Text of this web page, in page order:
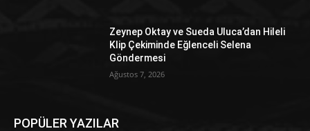
Zeynep Oktay ve Sueda Uluca’dan Hileli
Klip Çekiminde Eğlenceli Selena
Göndermesi
Ağustos 7, 2026
POPÜLER YAZILAR